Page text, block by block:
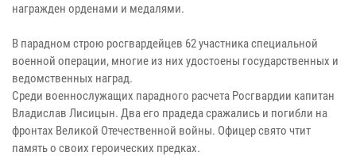
награжден орденами и медалями.
В парадном строю росгвардейцев 62 участника специальной
военной операции, многие из них удостоены государственных и
ведомственных наград.
Среди военнослужащих парадного расчета Росгвардии капитан
Владислав Лисицын. Два его прадеда сражались и погибли на
фронтах Великой Отечественной войны. Офицер свято чтит
память о своих героических предках.